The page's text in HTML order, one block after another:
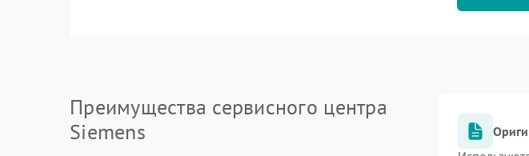
Преимущества сервисного центра
Siemens